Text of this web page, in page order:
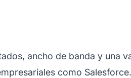
ancho de banda y una
como Salesforce.